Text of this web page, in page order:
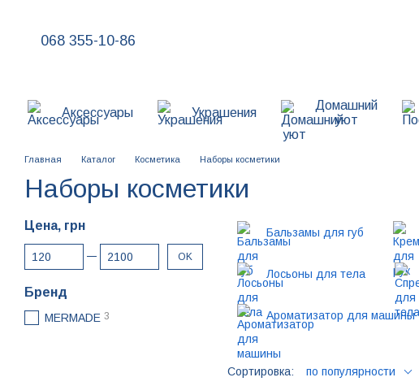
068 355-10-86
Аксессуары Украшения
Домашний
уют
Главная Каталог Косметика Наборы косметики
Наборы косметики
Бальзамы для губ
Лосьоны для тела
Ароматизатор для машины
Сортировка: по популярности
Цена, грн
От Цена, грн
До Цена, грн OK
Бренд
MERMADE 3